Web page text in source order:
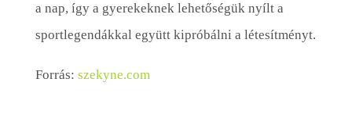
a nap, így a gyerekeknek lehetőségük nyílt a
sportlegendákkal együtt kipróbálni a létesítményt.
Forrás: szekyne.com